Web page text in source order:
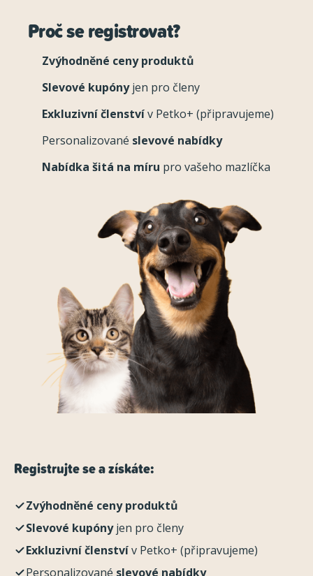
Proč se registrovat?
Zvýhodněné ceny produktů
Slevové kupónyjen pro členy
Exkluzivní členstvív Petko+ (připravujeme)
Personalizované slevové nabídky
Nabídka šitá na míru pro vašeho mazlíčka
Registrujte se a získáte:
Zvýhodněné ceny produktů
Slevové kupónyjen pro členy
Exkluzivní členstvív Petko+ (připravujeme)
Personalizované slevové nabídky